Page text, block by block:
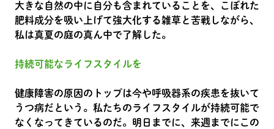
大きな自然の中に自分も含まれていることを、こぼれた
肥料成分を吸い上げて強大化する雑草と苦戦しながら、
私は真夏の庭の真ん中で了解した。
持続可能なライフスタイルを
健康障害の原因のトップは今や呼吸器系の疾患を抜いて
うつ病だという。私たちのライフスタイルが持続可能で
なくなってきているのだ。明日までに、来週までにこの